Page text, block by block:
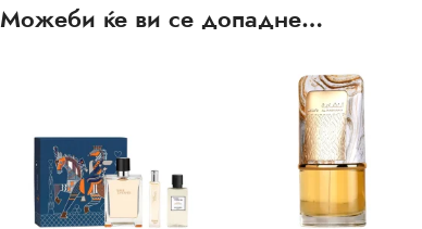
Можеби ќе ви се допадне…